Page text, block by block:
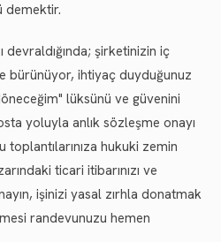
demektir.
devraldığında; şirketinizin iç
bürünüyor, ihtiyaç duyduğunuz
lüksünü ve güvenini
yoluyla anlık sözleşme onayı
hukuki zemin
ticari itibarınızı ve
işinizi yasal zırhla donatmak
randevunuzu hemen